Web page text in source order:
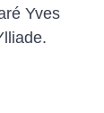
Yves